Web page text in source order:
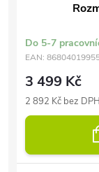
Do 5-7
EAN:
3 499 Kč
2 892 Kč bez DPH